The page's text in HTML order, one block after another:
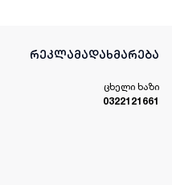
რეკლამადახმარება
ცხელი ხაზი
0322121661